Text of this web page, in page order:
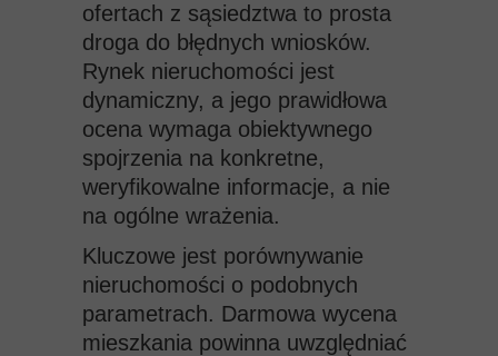
ofertach z sąsiedztwa to prosta
droga do błędnych wniosków.
Rynek nieruchomości jest
dynamiczny, a jego prawidłowa
ocena wymaga obiektywnego
spojrzenia na konkretne,
weryfikowalne informacje, a nie
na ogólne wrażenia.
Kluczowe jest porównywanie
nieruchomości o podobnych
parametrach. Darmowa wycena
mieszkania powinna uwzględniać